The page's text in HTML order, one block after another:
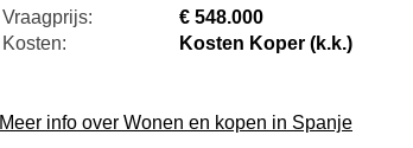
Vraagprijs:
€ 548.000
Kosten:
Kosten Koper (k.k.)
Meer info over Wonen en kopen in Spanje